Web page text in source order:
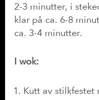
2-3 minutter, i
klar på ca. 6-8
ca. 3-4 minutter.
I wok:
Kutt av stilkfestet